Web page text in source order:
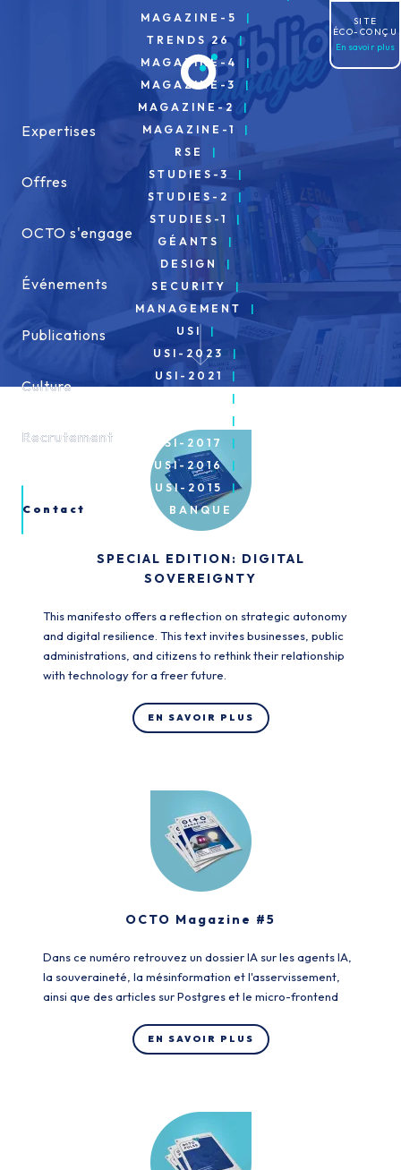
Expertises
Expertises
Offres
Offres
OCTO s'engage
OCTO s'engage
Événements
Événements
Publications
Publications
Culture
Culture
Recrutement
Recrutement
Contact
SITE
ÉCO-CONÇU
En savoir plus
MAGAZINE-5
TRENDS 26
MAGAZINE-4
MAGAZINE-3
MAGAZINE-2
MAGAZINE-1
RSE
STUDIES-3
STUDIES-2
STUDIES-1
GÉANTS
DESIGN
SECURITY
MANAGEMENT
USI
USI-2023
USI-2021
USI-2017
USI-2016
USI-2015
BANQUE
SPECIAL EDITION: DIGITAL
SOVEREIGNTY
This manifesto offers a reflection on strategic autonomy
and digital resilience. This text invites businesses, public
administrations, and citizens to rethink their relationship
with technology for a freer future.
EN SAVOIR PLUS
OCTO Magazine #5
Dans ce numéro retrouvez un dossier IA sur les agents IA,
la souveraineté, la mésinformation et l'asservissement,
ainsi que des articles sur Postgres et le micro-frontend
EN SAVOIR PLUS